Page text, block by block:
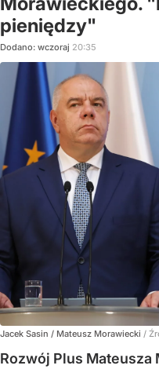
pieniędzy"
Dodano: wczoraj 20:35
Jacek Sasin / Mateusz Morawiecki /
Rozwój Plus